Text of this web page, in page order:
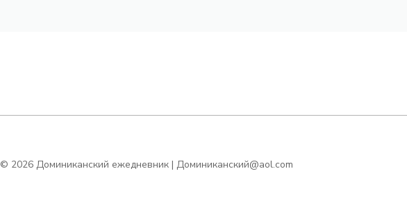
© 2026 Доминиканский ежедневник | Доминиканский@aol.com